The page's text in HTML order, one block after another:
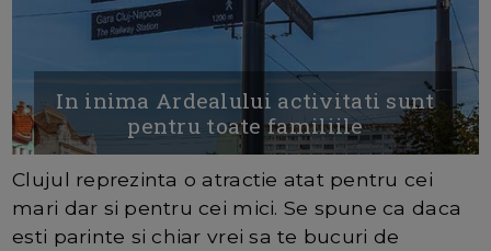
In inima Ardealului activitati sunt
pentru toate familiile
Clujul reprezinta o atractie atat pentru cei
mari dar si pentru cei mici. Se spune ca daca
esti parinte si chiar vrei sa te bucuri de